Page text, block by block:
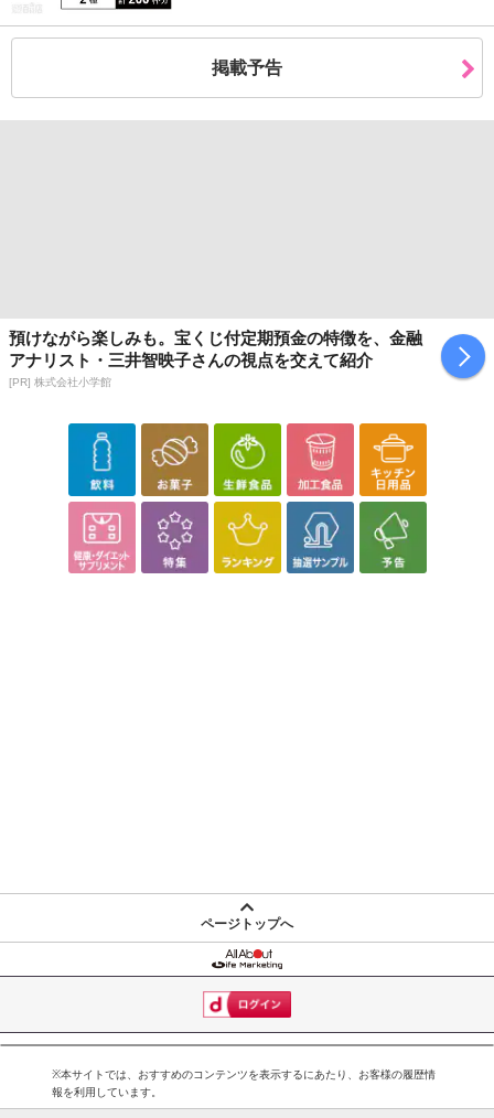
【お支払いについて】
※送料はお試し費用に含まれております。
※お支払い方法は、電話料金合算払い、クレジットカード、dポイン
不在票にてご対応ください。
※発送予定日は前後する場合がございます。また商品によって発送
日が異なります。
だいた後のご感想をいただくことを目的としており、転売等は固く
転売等、目的以外での利用が確認された場合は、サービス利用を停
止させていただきます。
発送日カレンダー
こちらの情報は2026-07-09 14:13:35.0
掲載予告
預けながら楽しみも。宝くじ付定期預金の特徴を、金融
アナリスト・三井智映子さんの視点を交えて紹介
[PR] 株式会社小学館
ページトップへ
※本サイトでは、おすすめのコンテンツを表示するにあたり、お客様の履歴情
報を利用しています。